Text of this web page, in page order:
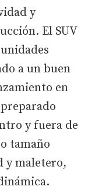
y
El SUV
a un buen
en
y fuera de
tamaño
y maletero,